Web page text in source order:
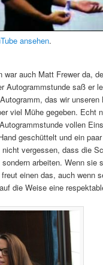
ansehen.
war auch Matt Frewer da,
Autogrammstunde saß er
das wir unseren
viel Mühe gegeben. Echt
vollen
geschüttelt und ein
vergessen, dass die
arbeiten. Wenn sie
einen das, auch wenn
die Weise eine